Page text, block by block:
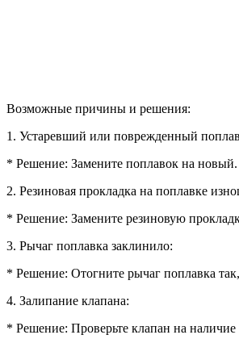
Возможные причины и решения:
1. Устаревший или поврежденный
* Решение: Замените поплавок на новый.
2. Резиновая прокладка на поплавке
* Решение: Замените резиновую
3. Рычаг поплавка заклинило:
* Решение: Отогните рычаг поплавка
4. Залипание клапана:
* Решение: Проверьте клапан на